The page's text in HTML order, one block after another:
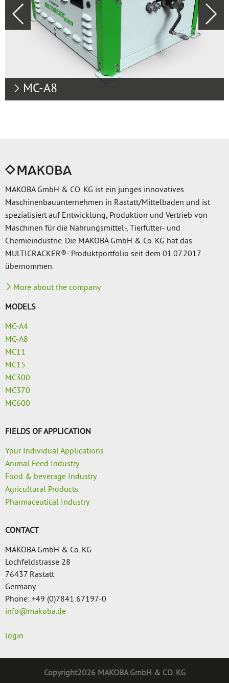
MC-A8
MAKOBA GmbH & CO. KG ist ein junges innovatives
Maschinenbauunternehmen in Rastatt/Mittelbaden und ist
spezialisiert auf Entwicklung, Produktion und Vertrieb von
Maschinen für die Nahrungsmittel-, Tierfutter- und
Chemieindustrie. Die MAKOBA GmbH & Co. KG hat das
MULTICRACKER®- Produktportfolio seit dem 01.07.2017
übernommen.
More about the company
MODELS
MC-A4
MC-A8
MC11
MC15
MC300
MC370
MC600
FIELDS OF APPLICATION
Your Individual Applications
Animal Feed Industry
Food & beverage Industry
Agricultural Products
Pharmaceutical Industry
CONTACT
MAKOBA GmbH & Co. KG
Lochfeldstrasse 28
76437 Rastatt
Germany
Phone: +49 (0)7841 67197-0
info@makoba.de
login
Copyright2026 MAKOBA GmbH & CO. KG